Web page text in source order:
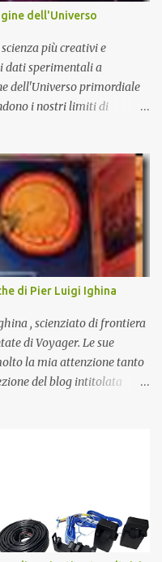
dell'Universo
più creativi e
dati sperimentali a
dell'Universo primordiale
i nostri limiti di
inflazionario, ha dei
che sono tali da
osservazioni
l'origine e la sua
il meccanismo di
saremo qui di nuovo a
parte sono le
fin dalle prime
Ecco alcune delle più
di Pier Luigi Ighina
, scienziato di frontiera
di Voyager. Le sue
la mia attenzione tanto
del blog intitolata
diventandone in seguito
molto sullo studio
nel concetto di Atomo
magnetici sono costituiti